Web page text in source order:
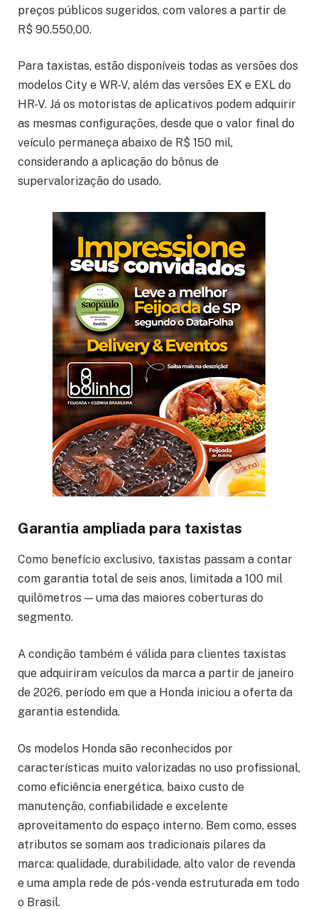
preços públicos sugeridos, com valores a partir de
R$ 90.550,00.
Para taxistas, estão disponíveis todas as versões dos
modelos City e WR-V, além das versões EX e EXL do
HR-V. Já os motoristas de aplicativos podem adquirir
as mesmas configurações, desde que o valor final do
veículo permaneça abaixo de R$ 150 mil,
considerando a aplicação do bônus de
supervalorização do usado.
Garantia ampliada para taxistas
Como benefício exclusivo, taxistas passam a contar
com garantia total de seis anos, limitada a 100 mil
quilômetros — uma das maiores coberturas do
segmento.
A condição também é válida para clientes taxistas
que adquiriram veículos da marca a partir de janeiro
de 2026, período em que a Honda iniciou a oferta da
garantia estendida.
Os modelos Honda são reconhecidos por
características muito valorizadas no uso profissional,
como eficiência energética, baixo custo de
manutenção, confiabilidade e excelente
aproveitamento do espaço interno. Bem como, esses
atributos se somam aos tradicionais pilares da
marca: qualidade, durabilidade, alto valor de revenda
e uma ampla rede de pós-venda estruturada em todo
o Brasil.